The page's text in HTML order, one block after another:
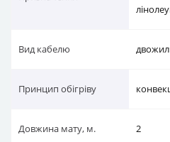
Вид кабелю
Принцип обігріву
Довжина мату, м. 2